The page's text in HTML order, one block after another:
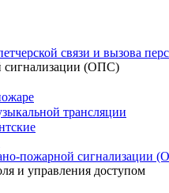
связи и вызова
сигнализации (ОПС)
трансляции
пожарной сигнализации
и управления доступом